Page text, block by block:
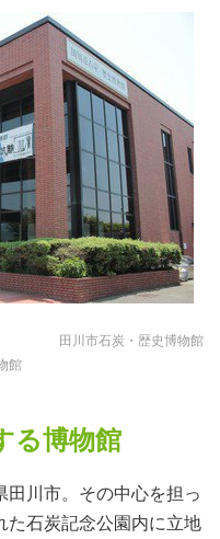
田川市石炭・歴史博物館
館
る博物館
川市。その中心を担っ
た石炭記念公園内に立地